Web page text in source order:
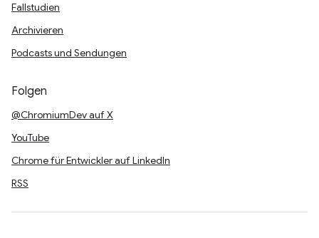
Fallstudien
Archivieren
Podcasts und Sendungen
Folgen
@ChromiumDev auf X
YouTube
Chrome für Entwickler auf LinkedIn
RSS